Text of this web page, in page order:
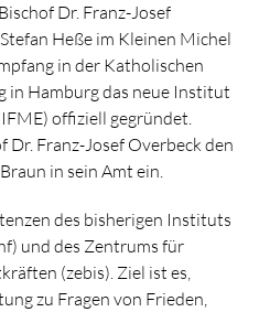
Dr. Franz-Josef
Heße im Kleinen Michel
in der Katholischen
in Hamburg das neue Institut
offiziell gegründet.
Franz-Josef Overbeck den
in sein Amt ein.
des bisherigen Instituts
und des Zentrums für
(zebis). Ziel ist es,
zu Fragen von Frieden,